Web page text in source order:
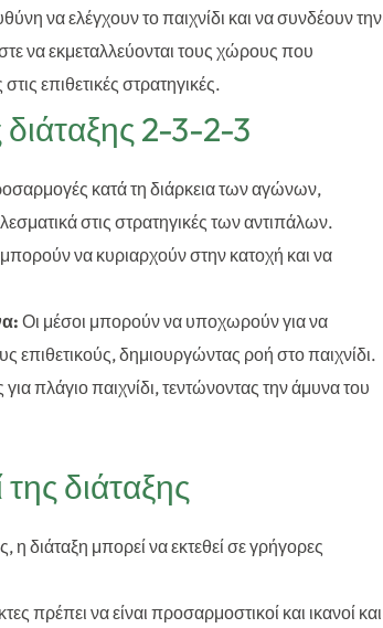
να ελέγχουν το παιχνίδι και να συνδέουν την
να εκμεταλλεύονται τους χώρους που
επιθετικές στρατηγικές.
2-3-2-3
κατά τη διάρκεια των αγώνων,
στις στρατηγικές των αντιπάλων.
να κυριαρχούν στην κατοχή και να
Οι μέσοι μπορούν να υποχωρούν για να
δημιουργώντας ροή στο παιχνίδι.
πλάγιο παιχνίδι, τεντώνοντας την άμυνα του
διάταξης
η διάταξη μπορεί να εκτεθεί σε γρήγορες
πρέπει να είναι προσαρμοστικοί και ικανοί και